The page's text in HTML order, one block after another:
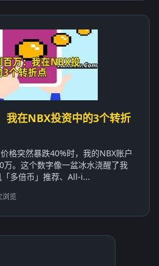
我在NBX投资中的3个转折
格突然暴跌40%时，我的NBX账户
万。这个数字像一盆冰水浇醒了我
多倍币」推荐、All-i...
浏览